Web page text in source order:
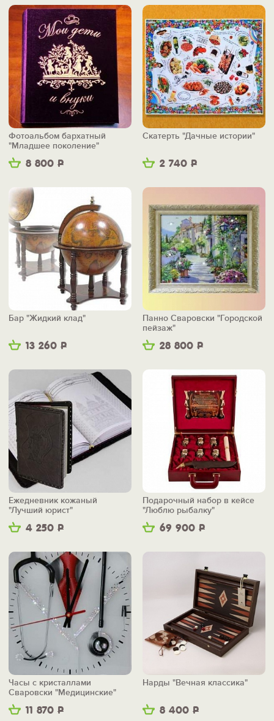
8 800 Р
Фотоальбом бархатный
"Младшее поколение"
2 740 Р
Скатерть "Дачные истории"
13 260 Р
Бар "Жидкий клад"
28 800 Р
Панно Сваровски "Городской
пейзаж"
4 250 Р
Ежедневник кожаный
"Лучший юрист"
69 900 Р
Подарочный набор в кейсе
"Люблю рыбалку"
11 870 Р
Часы с кристаллами
Сваровски "Медицинские"
8 400 Р
Нарды "Вечная классика"